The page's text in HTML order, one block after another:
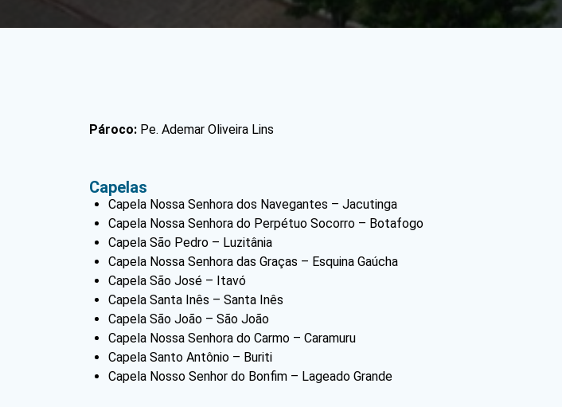
Pároco: Pe. Ademar Oliveira Lins
Capelas
Capela Nossa Senhora dos Navegantes – Jacutinga
Capela Nossa Senhora do Perpétuo Socorro – Botafogo
Capela São Pedro – Luzitânia
Capela Nossa Senhora das Graças – Esquina Gaúcha
Capela São José – Itavó
Capela Santa Inês – Santa Inês
Capela São João – São João
Capela Nossa Senhora do Carmo – Caramuru
Capela Santo Antônio – Buriti
Capela Nosso Senhor do Bonfim – Lageado Grande